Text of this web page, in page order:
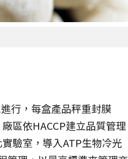
行，每盒產品秤重封膜
區依HACCP建立品質管理
驗室，導入ATP生物冷光